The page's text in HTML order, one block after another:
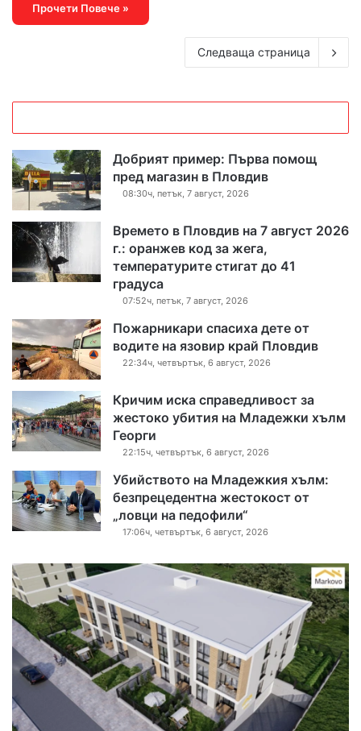
Прочети Повече »
Следваща страница
Добрият пример: Първа помощ
пред магазин в Пловдив
08:30ч, петък, 7 август, 2026
Времето в Пловдив на 7 август 2026
г.: оранжев код за жега,
температурите стигат до 41
градуса
07:52ч, петък, 7 август, 2026
Пожарникари спасиха дете от
водите на язовир край Пловдив
22:34ч, четвъртък, 6 август, 2026
Кричим иска справедливост за
жестоко убития на Младежки хълм
Георги
22:15ч, четвъртък, 6 август, 2026
Убийството на Младежкия хълм:
безпрецедентна жестокост от
„ловци на педофили“
17:06ч, четвъртък, 6 август, 2026